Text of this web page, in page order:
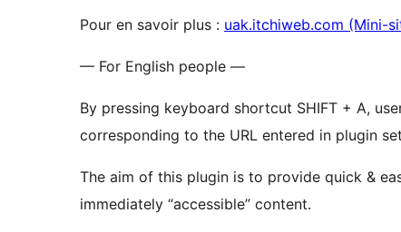
Pour en savoir plus : uak.itchiweb.com (Mini-
— For English people —
By pressing keyboard shortcut SHIFT + A,
corresponding to the URL entered in plugin
The aim of this plugin is to provide quick &
immediately “accessible” content.